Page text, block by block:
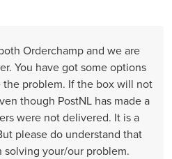
Orderchamp and we are
You have got some options
problem. If the box will not
though PostNL has made a
were not delivered. It is a
please do understand that
your/our problem.